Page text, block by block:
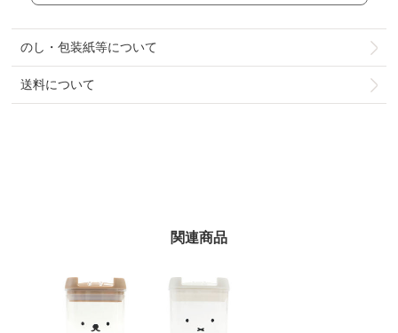
のし・包装紙等について
送料について
関連商品